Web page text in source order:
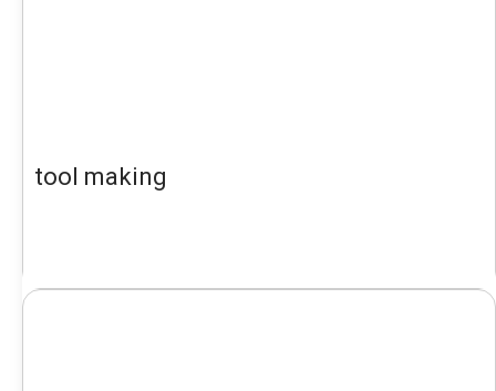
tool making